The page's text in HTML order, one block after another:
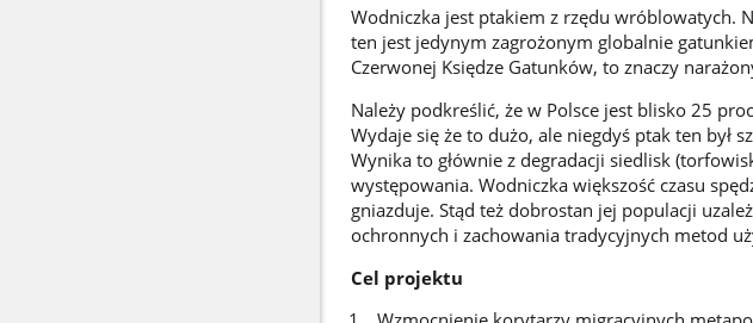
Wodniczka jest ptakiem z rzędu wróblowatych.
ten jest jedynym zagrożonym globalnie
Czerwonej Księdze Gatunków, to znaczy
Należy podkreślić, że w Polsce jest blisko 25
Wydaje się że to dużo, ale niegdyś ptak ten był
Wynika to głównie z degradacji siedlisk
występowania. Wodniczka większość czasu
gniazduje. Stąd też dobrostan jej populacji
ochronnych i zachowania tradycyjnych metod
Cel projektu